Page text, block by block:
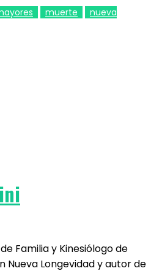
muerte
nueva
Familia y Kinesiólogo de
Nueva Longevidad y autor de